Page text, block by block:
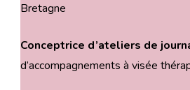
Bretagne
Conceptrice d’ateliers de
d’accompagnements à visée